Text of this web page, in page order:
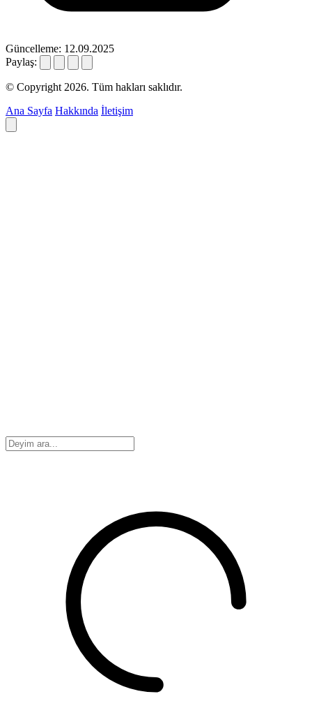
Güncelleme: 12.09.2025
Paylaş:
© Copyright 2026. Tüm hakları saklıdır.
Ana Sayfa Hakkında İletişim